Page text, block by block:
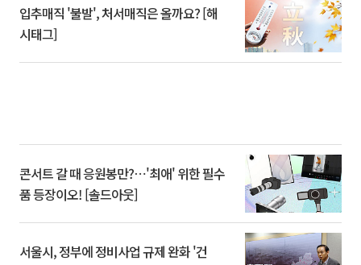
입추매직 '불발', 처서매직은 올까요? [해
시태그]
콘서트 갈 때 응원봉만?⋯'최애' 위한 필수
품 등장이오! [솔드아웃]
서울시, 정부에 정비사업 규제 완화 '건